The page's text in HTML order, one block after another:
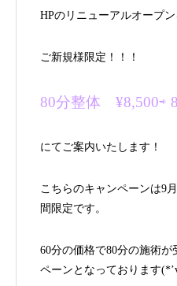
HPのリニューアルオープ
ご新規様限定！！！
80分整体 ¥8,500⇨
にてご案内いたします！
こちらのキャンペーンは9
間限定です。
60分の価格で80分の施術
ペーンとなっております